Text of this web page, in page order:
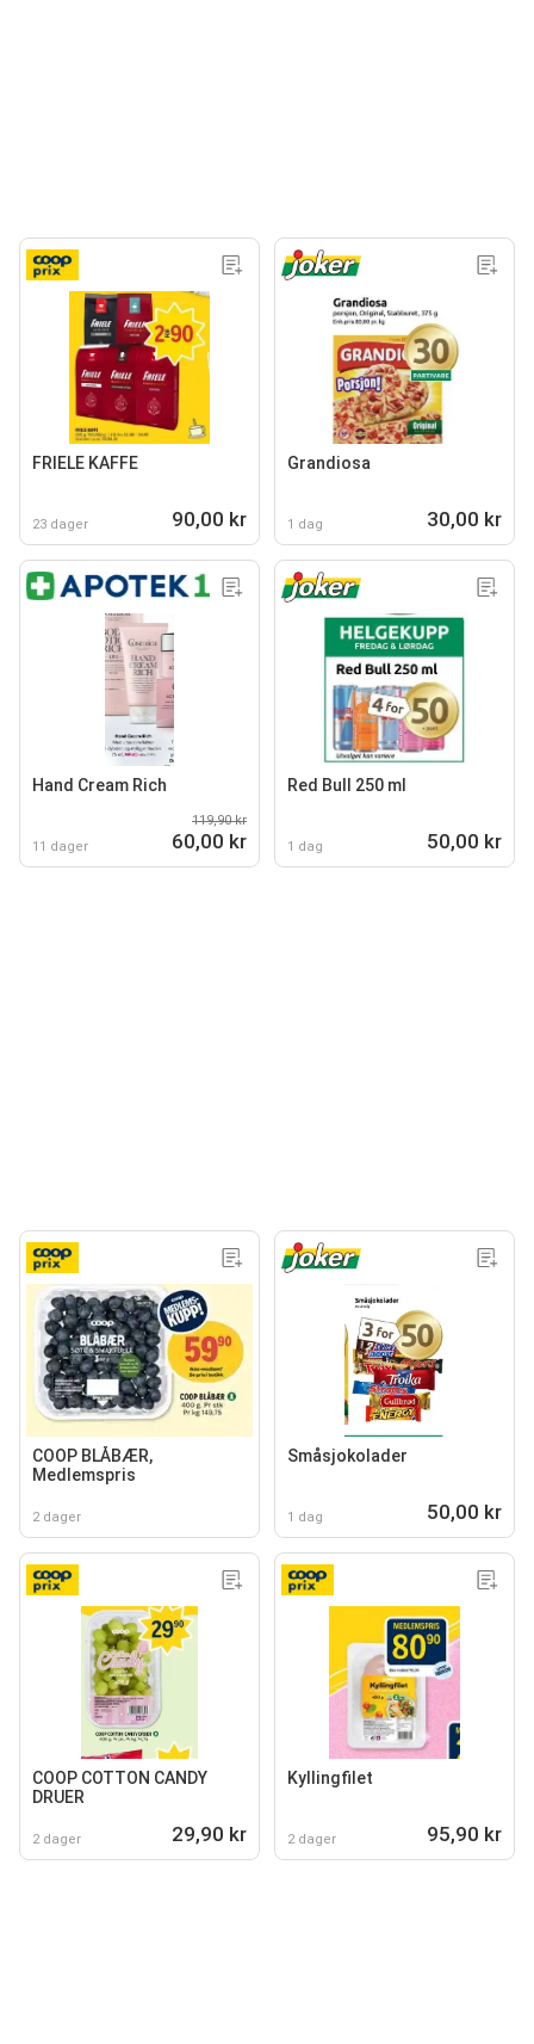
FRIELE KAFFE
23 dager 90,00 kr
Grandiosa
1 dag 30,00 kr
Hand Cream Rich
11 dager
119,90 kr
60,00 kr
Red Bull 250 ml
1 dag 50,00 kr
COOP BLÅBÆR,
Medlemspris
2 dager
Småsjokolader
1 dag 50,00 kr
COOP COTTON CANDY
DRUER
2 dager 29,90 kr
Kyllingfilet
2 dager 95,90 kr